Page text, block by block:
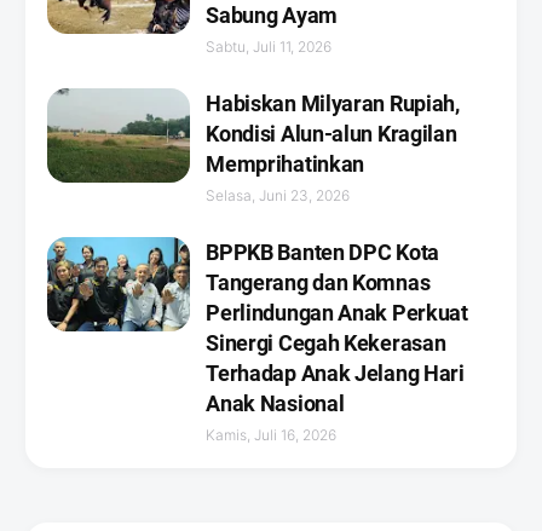
Sabung Ayam
Sabtu, Juli 11, 2026
Habiskan Milyaran Rupiah,
Kondisi Alun-alun Kragilan
Memprihatinkan
Selasa, Juni 23, 2026
BPPKB Banten DPC Kota
Tangerang dan Komnas
Perlindungan Anak Perkuat
Sinergi Cegah Kekerasan
Terhadap Anak Jelang Hari
Anak Nasional
Kamis, Juli 16, 2026